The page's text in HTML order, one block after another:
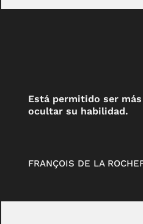
Está permitido ser
ocultar su habilidad.
FRANÇOIS DE LA